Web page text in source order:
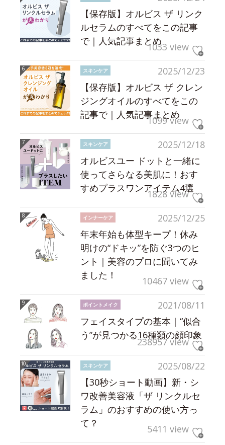
【保存版】オルビス ザ リンク
ルセラムのすべてをこの記事
で｜人気記事まとめ1033 view
2025/12/23
スキンケア
【保存版】オルビス ザ クレン
ジングオイルのすべてをこの
記事で｜人気記事まとめ
1099 view
2025/12/18
スキンケア
オルビスユー ドットと一緒に
使ってさらなる美肌に！おす
すめプラスワンアイテム4選
1828 view
2025/12/25
インナーケア
年末年始も体型キープ！休み
明けの“ドキッ”を防ぐ3つのヒ
ント｜美容のプロに聞いてみ
ました！
10467 view
2021/08/11
ポイントメイク
フェイスタイプの基本｜“似合
う”が見つかる16種類の顔印象
238957 view
2025/08/22
スキンケア
【30秒ショート動画】新・シ
ワ改善美容液「ザ リンクルセ
ラム」のおすすめの使い方っ
て？
5411 view